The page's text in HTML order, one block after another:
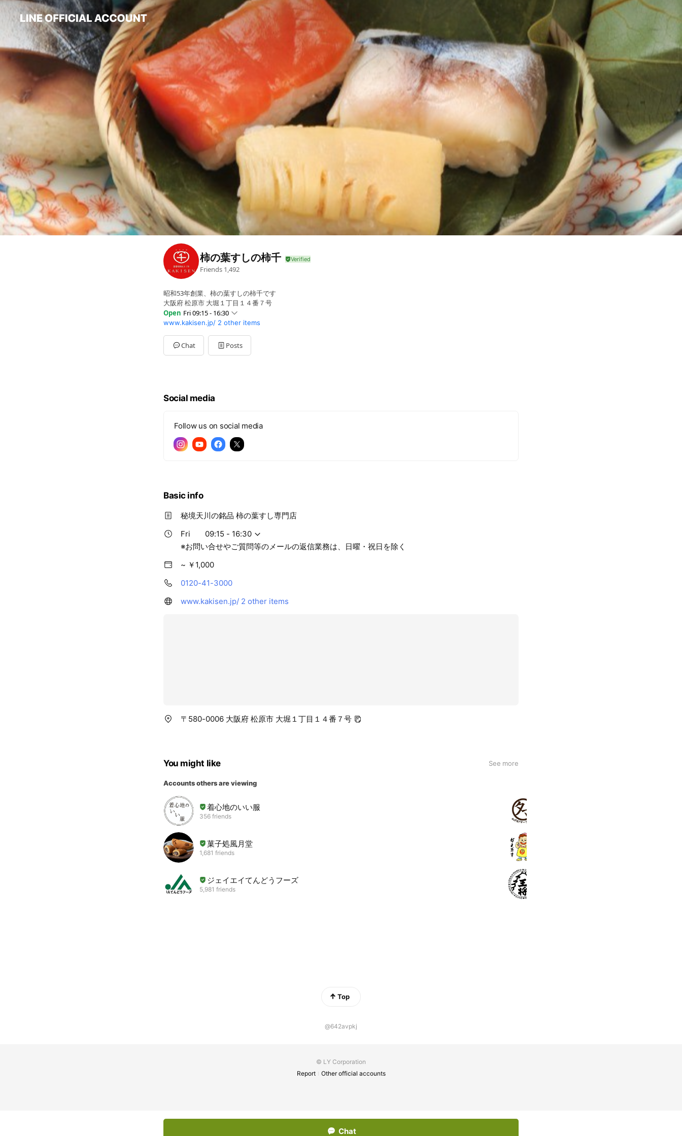
柿の葉すしの柿千
Friends 1,492
昭和53年創業、柿の葉すしの柿千です
大阪府 松原市 大堀１丁目１４番７号
Open Fri 09:15 - 16:30
SunClosed
Mon09:15 - 16:30
Tue09:15 - 16:30
Wed09:15 - 16:30
www.kakisen.jp/ 2 other items
Chat Posts
Social media
Follow us on social media
Basic info
秘境天川の銘品 柿の葉すし専門店
Fri
09:15 - 16:30
※お問い合せやご質問等のメールの返信業務は、日曜・祝日を除く
~ ￥1,000
0120-41-3000
www.kakisen.jp/ 2 other items
〒580-0006 大阪府 松原市 大堀１丁目１４番７号
You might like See more
Accounts others are viewing
着心地のいい服
356 friends
菓子処風月堂
1,681 friends
ジェイエイてんどうフーズ
5,981 friends
Top
@642avpkj
© LY Corporation
Report
Other official accounts
Chat